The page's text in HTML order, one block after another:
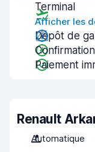
Terminal
Afficher les
Dépôt de
Paiement
Renault
Automatique